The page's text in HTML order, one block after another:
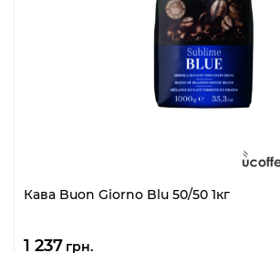
Кава Buon Giorno Blu 50/50 1кг
1 237 грн.